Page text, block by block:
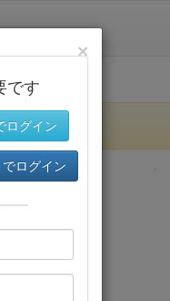
×
です
ログイン
ログイン